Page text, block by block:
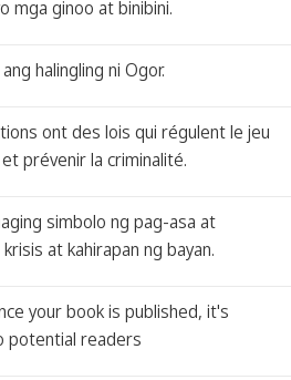
mga ginoo at binibini.
halingling ni Ogor.
ont des lois qui régulent le jeu
prévenir la criminalité.
simbolo ng pag-asa at
at kahirapan ng bayan.
your book is published, it's
readers